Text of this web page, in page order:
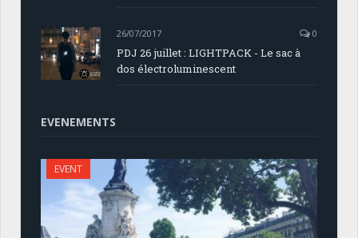
26/07/2017 0
PDJ 26 juillet : LIGHTPACK - Le sac à
dos électroluminescent
EVENEMENTS
EVENT